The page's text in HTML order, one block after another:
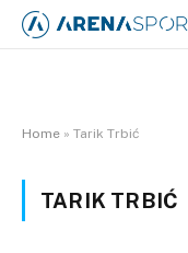
Home » Tarik Trbić
TARIK TRBIĆ